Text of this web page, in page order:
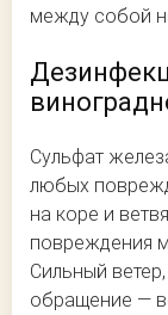
между собой
Сульфат
любых
на коре и
повреждения
Сильный
обращение —